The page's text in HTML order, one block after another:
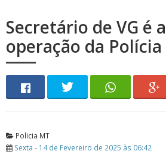
Secretário de VG é
operação da
Policia MT
Sexta - 14 de Fevereiro de 2025 às 06:42